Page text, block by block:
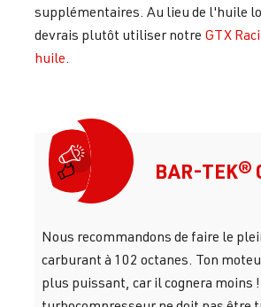
supplémentaires. Au lieu de l'huile
devrais plutôt utiliser notre GTX
huile.
BAR-TEK®
Nous recommandons de faire le
carburant à 102 octanes. Ton
plus puissant, car il cognera moins